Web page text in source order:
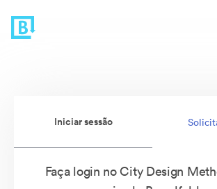
Iniciar sessão
Faça login no City Design